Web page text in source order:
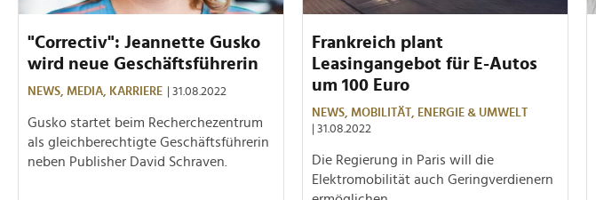
"Correctiv": Jeannette Gusko
wird neue Geschäftsführerin
NEWS, MEDIA, KARRIERE | 31.08.2022
Gusko startet beim Recherchezentrum
als gleichberechtigte Geschäftsführerin
neben Publisher David Schraven.
Frankreich plant
Leasingangebot für E-Autos
um 100 Euro
NEWS, MOBILITÄT,
ENERGIE & UMWELT
| 31.08.2022
Die Regierung in Paris will die
Elektromobilität auch Geringverdienern